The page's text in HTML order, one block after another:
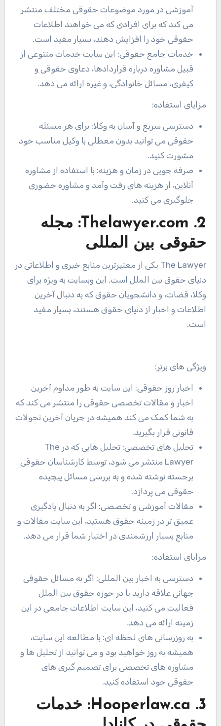
آموزشی در مورد موضوعات حقوقی مختلف منتشر
می کند که برای افرادی که می خواهند اطلاعات
حقوقی خود را افزایش دهند، بسیار مفید است.
خدمات جامع حقوقی: این سایت خدمات متنوعی از
قبیل مشاوره درباره قراردادها، دعاوی حقوقی و
کیفری، مسائل خانوادگی، و غیره ارائه می دهد.
مزایای استفاده:
دسترسی سریع و آسان به وکلا: برای هر مسئله
حقوقی می توانید بدون معطلی با وکیل مناسب خود
مشورت کنید.
صرفه جویی در زمان و هزینه: با استفاده از مشاوره
آنلاین، از هزینه های رفت وآمد و مشاوره حضوری
جلوگیری می کنید.
2. Thelawyer.com:
مجله
حقوقی بین المللی
The Lawyer یکی از معتبرترین منابع خبری و اطلاعاتی در
دنیای حقوق بین الملل است. این وبسایت به ویژه برای
وکلا، قضات، و دانشجویان حقوق که به دنبال آخرین
اطلاعات و اخبار از دنیای حقوق هستند، بسیار مفید
است.
ویژگی های برتر:
اخبار روز حقوقی: این سایت به طور مداوم آخرین
اخبار و مقالات تخصصی حقوقی را منتشر می کند که
به شما کمک می کند همیشه در جریان آخرین تحولات
قانونی قرار بگیرید.
تحلیل های تخصصی: تحلیل هایی که در The
Lawyer منتشر می شود، توسط کارشناسان حقوقی
برجسته نوشته شده و به بررسی مسائل پیچیده
حقوقی می پردازد.
مقالات آموزشی و تخصصی: اگر به دنبال یادگیری
عمیق تر در زمینه حقوق هستید، این سایت مقالات و
منابع بسیار ارزشمندی در اختیار شما قرار می دهد.
مزایای استفاده:
دسترسی به اخبار بین المللی: اگر به مسائل حقوقی
جهانی علاقه دارید یا در حوزه حقوق بین الملل
فعالیت می کنید، این سایت اطلاعات جامعی در این
زمینه ارائه می دهد.
به روزرسانی های لحظه ای: با مطالعه این سایت،
همیشه به روز خواهید بود و می توانید از تحلیل ها و
مشاوره های تخصصی برای تصمیم گیری های
حقوقی خود استفاده کنید.
3. Hooperlaw.ca:
خدمات